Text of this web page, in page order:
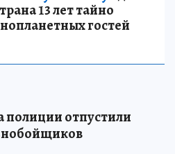
13 лет тайно
гостей
полиции отпустили